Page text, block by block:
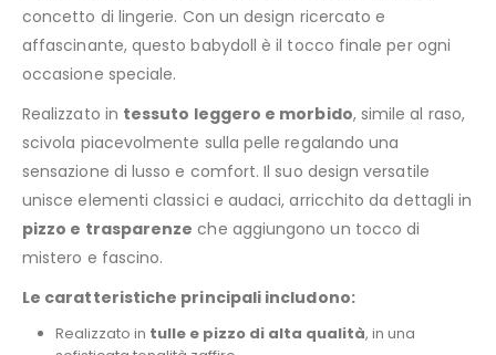
concetto di lingerie. Con un design ricercato e
affascinante, questo babydoll è il tocco finale per ogni
occasione speciale.
Realizzato in tessuto leggero e morbido, simile al raso,
scivola piacevolmente sulla pelle regalando una
sensazione di lusso e comfort. Il suo design versatile
unisce elementi classici e audaci, arricchito da dettagli in
pizzo e trasparenze che aggiungono un tocco di
mistero e fascino.
Le caratteristiche principali includono:
Realizzato in tulle e pizzo di alta qualità, in una